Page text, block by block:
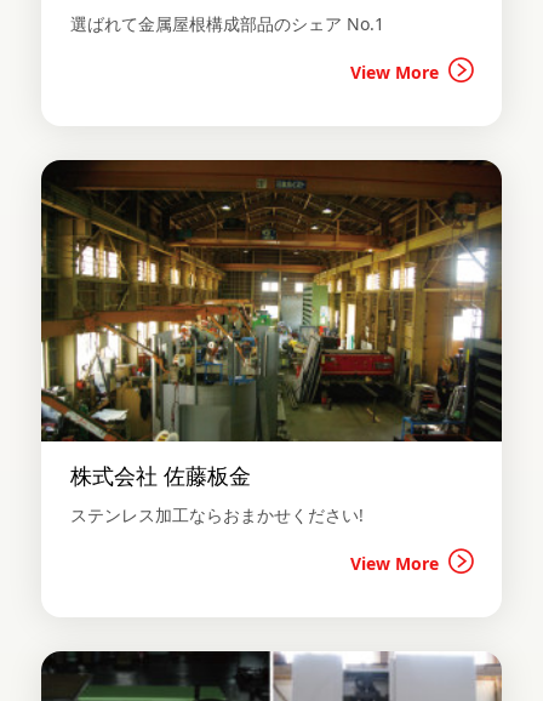
選ばれて金属屋根構成部品のシェア No.1
View More
株式会社 佐藤板金
ステンレス加工ならおまかせください!
View More